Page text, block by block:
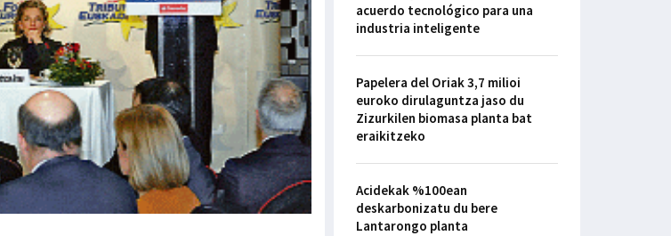
acuerdo tecnológico para una
industria inteligente
Papelera del Oriak 3,7 milioi
euroko dirulaguntza jaso du
Zizurkilen biomasa planta bat
eraikitzeko
Acidekak %100ean
deskarbonizatu du bere
Lantarongo planta